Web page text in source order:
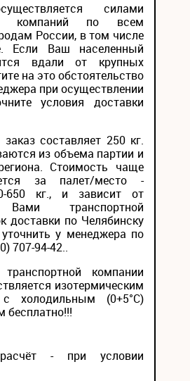
силами
компаний по всем
России, в том числе
Если Ваш населенный
вдали от крупных
на это обстоятельство
при осуществлении
условия доставки
составляет 250 кг.
из объема партии и
Стоимость чаще
за палет/место -
650 кг., и зависит от
транспортной
доставки по Челябинску
у менеджера по
707-94-42..
компании
изотермическим
с холодильным (0+5°С)
бесплатно!!!
- при условии